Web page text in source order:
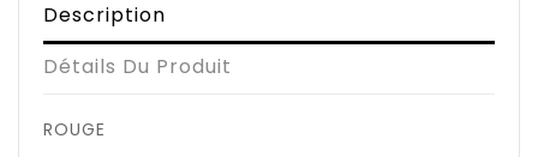
Description
Détails Du Produit
ROUGE